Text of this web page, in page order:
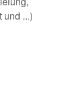
...)